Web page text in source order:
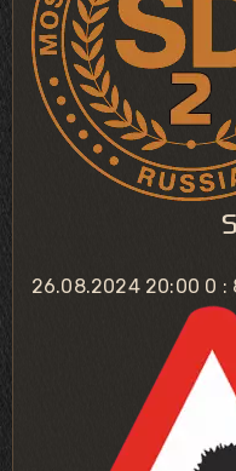
26.08.2024 20:00 0 :